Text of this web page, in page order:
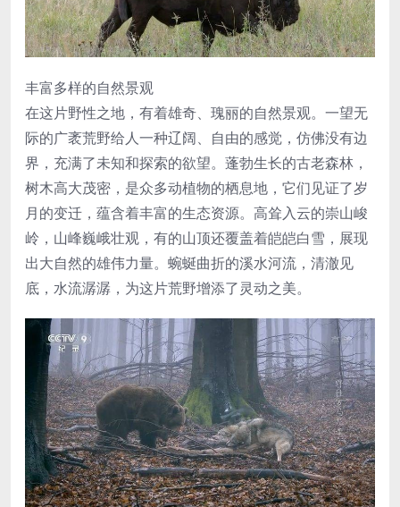
丰富多样的自然景观
在这片野性之地，有着雄奇、瑰丽的自然景观。一望无
际的广袤荒野给人一种辽阔、自由的感觉，仿佛没有边
界，充满了未知和探索的欲望。蓬勃生长的古老森林，
树木高大茂密，是众多动植物的栖息地，它们见证了岁
月的变迁，蕴含着丰富的生态资源。高耸入云的崇山峻
岭，山峰巍峨壮观，有的山顶还覆盖着皑皑白雪，展现
出大自然的雄伟力量。蜿蜒曲折的溪水河流，清澈见
底，水流潺潺，为这片荒野增添了灵动之美。